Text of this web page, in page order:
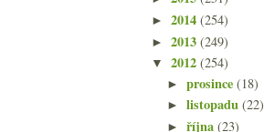
► 2014 (254)
► 2013 (249)
▼ 2012 (254)
►prosince(18)
►listopadu(22)
►října(23)